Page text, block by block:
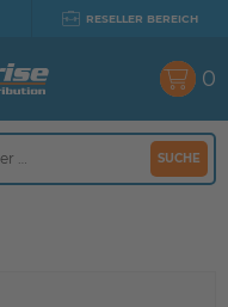
RESELLER BEREICH
SUCHE
0